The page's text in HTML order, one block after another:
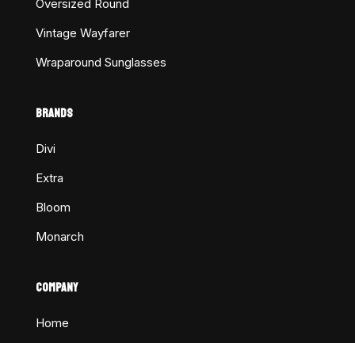
Oversized Round
Vintage Wayfarer
Wraparound Sunglasses
BRANDS
Divi
Extra
Bloom
Monarch
COMPANY
Home